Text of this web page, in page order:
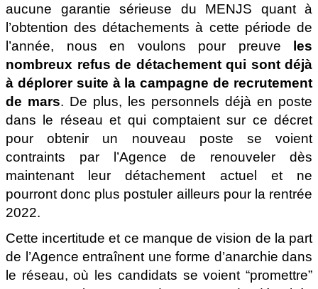
aucune garantie sérieuse du MENJS quant à
l’obtention des détachements à cette période de
l’année, nous en voulons pour preuve
les
nombreux refus de détachement qui sont déjà
à déplorer suite à la campagne de recrutement
de mars. De plus, les personnels déjà en poste
dans le réseau et qui comptaient sur ce décret
pour obtenir un nouveau poste se voient
contraints par l’Agence de renouveler dès
maintenant leur détachement actuel et ne
pourront donc plus postuler ailleurs pour la rentrée
2022.
Cette incertitude et ce manque de vision de la part
de l’Agence entraînent une forme d’anarchie dans
le réseau, où les candidats se voient “promettre”